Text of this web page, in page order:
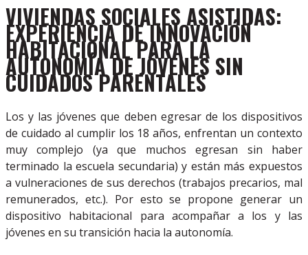
VIVIENDAS SOCIALES ASISTIDAS:
EXPERIENCIA DE INNOVACIÓN
HABITACIONAL PARA LA
AUTONOMÍA DE JÓVENES SIN
CUIDADOS PARENTALES
Los y las jóvenes que deben egresar de los dispositivos
de cuidado al cumplir los 18 años, enfrentan un contexto
muy complejo (ya que muchos egresan sin haber
terminado la escuela secundaria) y están más expuestos
a vulneraciones de sus derechos (trabajos precarios, mal
remunerados, etc.). Por esto se propone generar un
dispositivo habitacional para acompañar a los y las
jóvenes en su transición hacia la autonomía.